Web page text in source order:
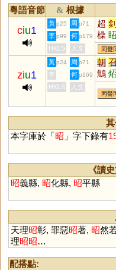
粵語音節 & 根據
ciu1
黃 p25 周 p71 超 釗
橾 眧
李 p99 何 p179
HKLS 人文 同聲
ziu1
黃 p24 周 p71 朝 召
鷦 炤
膲
李 何 p169
HKLS 人文
同聲
本字庫於「昭 」字下錄有
《讀
昭義縣, 昭化縣, 昭平縣
天理昭彰, 罪惡昭著, 昭然
理昭昭…
配搭點: